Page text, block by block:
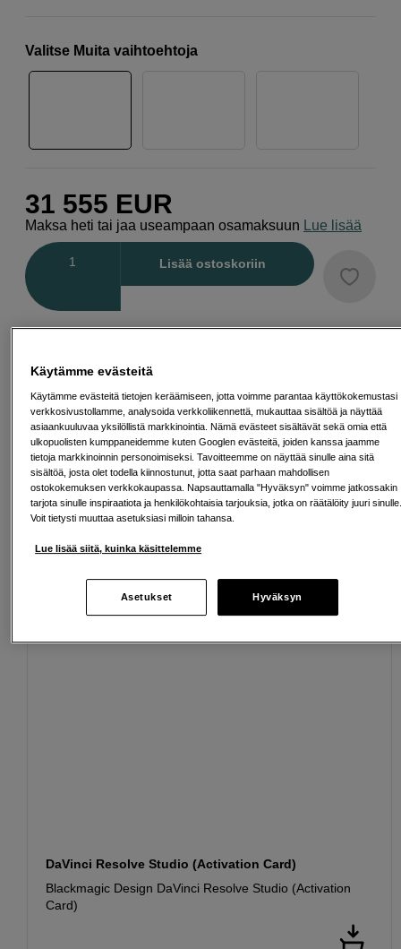
Valitse Muita vaihtoehtoja
31 555 EUR
Maksa heti tai jaa useampaan osamaksuun Lue lisää
Lisää ostoskoriin
Ilmainen toimitus yli 200 EUR ostoksille
Osta nyt ja maksa myöhemmin
Henkilökohtaista palvelua
DaVinci Resolve Studio (Activation Card)
Blackmagic Design DaVinci Resolve Studio (Activation
Card)
Käytämme evästeitä
Käytämme evästeitä tietojen keräämiseen, jotta voimme parantaa käyttökokemustasi
verkkosivustollamme, analysoida verkkoliikennettä, mukauttaa sisältöä ja näyttää
asiaankuuluvaa yksilöllistä markkinointia. Nämä evästeet sisältävät sekä omia että
ulkopuolisten kumppaneidemme kuten Googlen evästeitä, joiden kanssa jaamme
tietoja markkinoinnin personoimiseksi. Tavoitteemme on näyttää sinulle aina sitä
sisältöä, josta olet todella kiinnostunut, jotta saat parhaan mahdollisen
ostokokemuksen verkkokaupassa. Napsauttamalla "Hyväksyn" voimme jatkossakin
tarjota sinulle inspiraatiota ja henkilökohtaisia tarjouksia, jotka on räätälöity juuri
Voit tietysti muuttaa asetuksiasi milloin tahansa.
Lue lisää siitä, kuinka käsittelemme
Asetukset Hyväksyn